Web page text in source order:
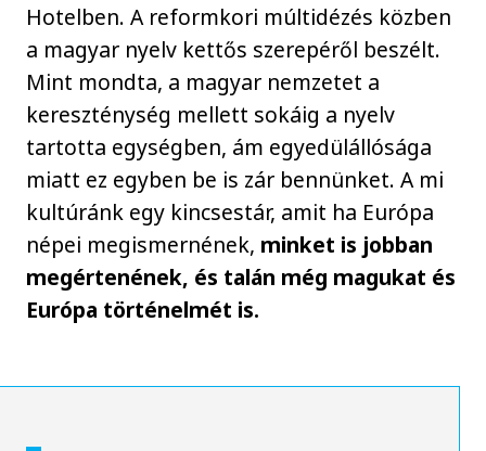
Hotelben. A reformkori múltidézés közben
a magyar nyelv kettős szerepéről beszélt.
Mint mondta, a magyar nemzetet a
kereszténység mellett sokáig a nyelv
tartotta egységben, ám egyedülállósága
miatt ez egyben be is zár bennünket. A mi
kultúránk egy kincsestár, amit ha Európa
népei megismernének, minket is jobban
megértenének, és talán még magukat és
Európa történelmét is.